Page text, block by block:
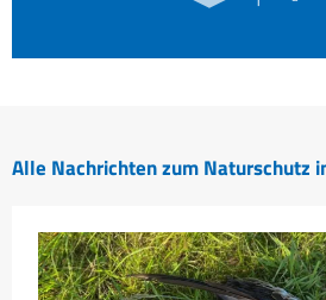
Alle Nachrichten zum Naturschutz